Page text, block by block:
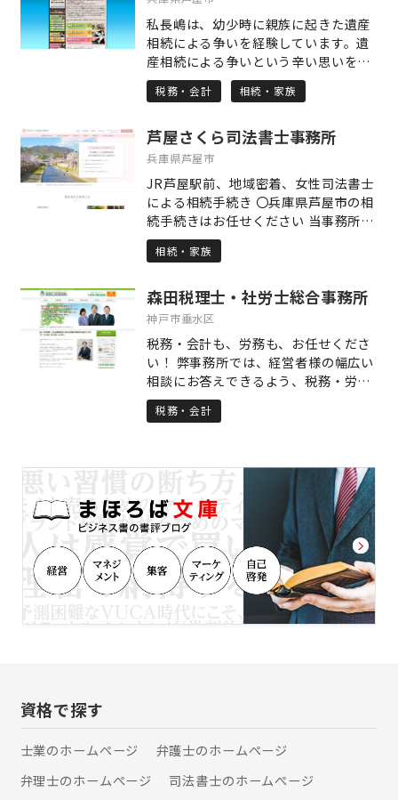
地を相続人間で分割したい場合など、
司法書士と連携してお力添えをいたし
ます。 どの専門家に相談したらいいか
分からない時も、悩みすぎず是非お気
軽にご相談ください。
私長嶋は、幼少時に親族に起きた遺産
相続による争いを経験しています。遺
産相続による争いという辛い思いをみ
なさまには経験してもらいたくはあり
ません。このような遺産相続による争
私長嶋の使命だと考えています。
税務・会計 相続・家族
芦屋さくら司法書士事務所
兵庫県芦屋市
JR芦屋駅前、地域密着、女性司法書士
による相続手続き 〇兵庫県芦屋市の相
続手続きはお任せください 当事務所
は、代表司法書士の地元である兵庫県
芦屋市に密着して相続登記等の相続手
す。 地元貢献の想いで司法書士事務所
を経営しており、どなたでも気軽に相
談でき、安心していただける司法書士
事務所を目指しております。 〇相続手
続き内容に応じた、適切な価格設定 当
事務所は、相続手続きの専門家報酬で
よくある、遺産額の◯%という報酬規
定にしておりません。 遺産額の割合で
専門家報酬になってしまうこともある
ため、遺産額よりも相続手続きの難易
度や工程数を報酬決定の際に重視して
おります。 常に、ご依頼いただくお客
様にとって、納得感のある報酬設定を
するよう心がけております。 〇事務所
立地を活かし、芦屋市内の案件は迅速
対応 当事務所は、芦屋市の主要エリア
に事務所を構えております。近隣に銀
続税申告が必要である場合や、相続し
た不動産を売却したい場合、当事務所
がお客様の窓口となり、芦屋市内の税
理士や不動産会社に手続きを依頼する
相続・家族
森田税理士・社労士総合事務所
神戸市垂水区
税務・会計も、労務も、お任せくださ
い！ 弊事務所では、経営者様の幅広い
相談にお答えできるよう、税務・労
務・会計業務を中心に、節税から借入
相談、就業規則見直しまで、豊富な提
は何でも相談」してくださいね。
税務・会計
資格で探す
士業のホームぺージ
弁護士のホームぺージ
弁理士のホームぺージ
司法書士のホームぺージ